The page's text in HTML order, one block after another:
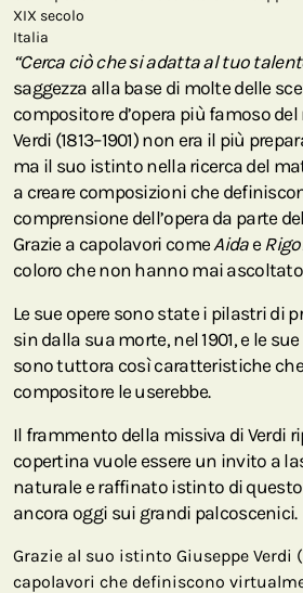
XIX secolo
Italia
“Cerca ciò che si adatta al tuo
saggezza alla base di molte delle
compositore d’opera più famoso
Verdi (1813–1901) non era il più
ma il suo istinto nella ricerca del
a creare composizioni che
comprensione dell’opera da parte
Grazie a capolavori come Aidae
coloro che non hanno mai ascoltato
Le sue opere sono state i pilastri di
sin dalla sua morte, nel 1901, e le
sono tuttora così caratteristiche
compositore le userebbe.
Il frammento della missiva di Verdi
copertina vuole essere un invito a
naturale e raffinato istinto di
ancora oggi sui grandi palcoscenici.
Grazie al suo istinto Giuseppe Verdi
capolavori che definiscono